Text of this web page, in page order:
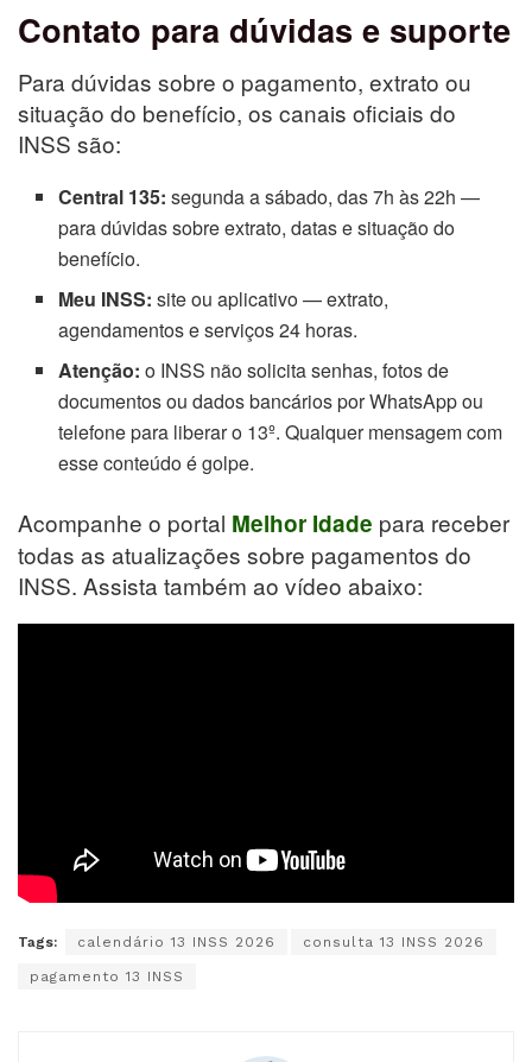
Contato para dúvidas e suporte
Para dúvidas sobre o pagamento, extrato ou
situação do benefício, os canais oficiais do
INSS são:
Central 135: segunda a sábado, das 7h às 22h —
para dúvidas sobre extrato, datas e situação do
benefício.
Meu INSS: site ou aplicativo — extrato,
agendamentos e serviços 24 horas.
Atenção: o INSS não solicita senhas, fotos de
documentos ou dados bancários por WhatsApp ou
telefone para liberar o 13º. Qualquer mensagem com
esse conteúdo é golpe.
Acompanhe o portal Melhor Idade para receber
todas as atualizações sobre pagamentos do
INSS. Assista também ao vídeo abaixo:
Tags: calendário 13 INSS 2026 consulta 13 INSS 2026
pagamento 13 INSS